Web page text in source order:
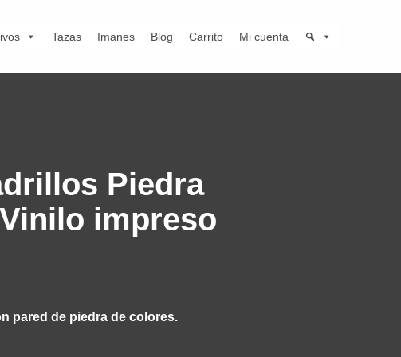
Tazas Imanes Blog Carrito Mi cuenta
Piedra
impreso
pared de piedra de colores.